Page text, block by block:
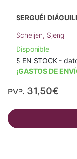
SERGUÉI
Scheijen, Sjeng
Disponible
5 EN STOCK -
¡GASTOS DE
PVP. 31,50€